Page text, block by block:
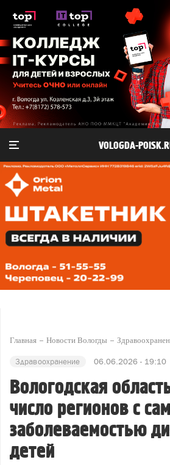
VOLOGDA-
Главная Новости Вологды
Здравоохранение 06.06.2026 - 19:10
Вологодская
число регионов с
заболеваемостью
детей